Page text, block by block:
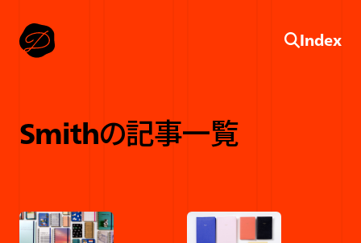
Index
Smithの記事一覧